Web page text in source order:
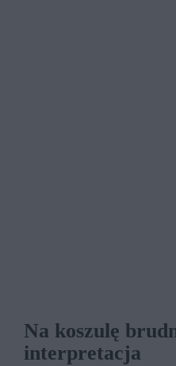
Na koszulę
interpretacja